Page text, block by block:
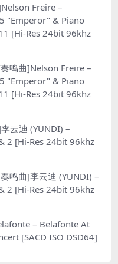
Freire –
"Emperor" & Piano
[Hi-Res 24bit 96khz
鸣曲]Nelson Freire –
"Emperor" & Piano
[Hi-Res 24bit 96khz
云迪 (YUNDI) –
2 [Hi-Res 24bit 96khz
鸣曲]李云迪 (YUNDI) –
2 [Hi-Res 24bit 96khz
– Belafonte At
[SACD ISO DSD64]